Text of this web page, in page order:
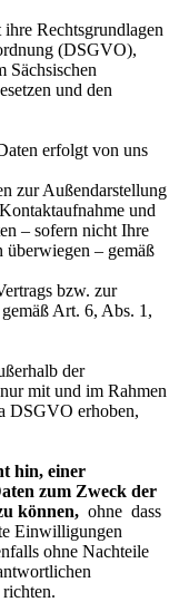
Rechtsgrundlagen
(DSGVO),
Sächsischen
und den
erfolgt von uns
zur Außendarstellung
und
– sofern nicht Ihre
überwiegen – gemäß
bzw. zur
Art. 6, Abs. 1,
der
mit und im Rahmen
DSGVO erhoben,
hin, einer
zum Zweck der
können, ohne dass
Einwilligungen
ohne Nachteile